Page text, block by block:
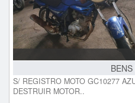
S/ REGISTRO MOTO GC10277
DESTRUIR MOTOR..